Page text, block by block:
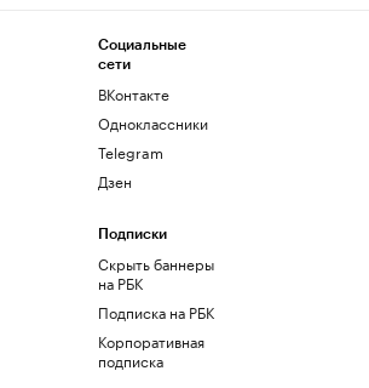
Социальные
сети
ВКонтакте
Одноклассники
Telegram
Дзен
Подписки
Скрыть баннеры
на РБК
Подписка на РБК
Корпоративная
подписка